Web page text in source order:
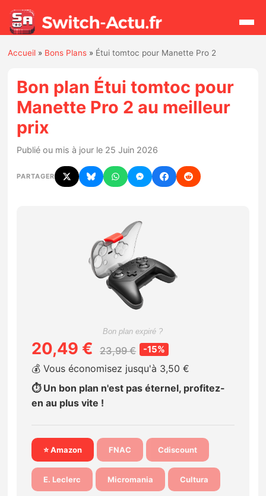
Actualités
Hardware
Chiffres de ventes
Nintendo Direct
Tests de jeux
Tests d’accessoires
Previews
Précommandes
Accueil » Bons Plans » Étui tomtoc pour Manette Pro 2
Bon plan Étui tomtoc pour
Manette Pro 2 au meilleur
prix
Publié ou mis à jour le 25 Juin 2026
PARTAGER
Bon plan expiré ?
20,49 € 23,99 € -15%
💰 Vous économisez jusqu'à 3,50 €
⏱️ Un bon plan n'est pas éternel, profitez-
en au plus vite !
⭐ Amazon FNAC Cdiscount
E. Leclerc Micromania Cultura